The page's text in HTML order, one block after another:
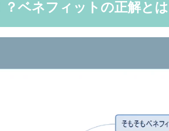
ベネフィットの正解と